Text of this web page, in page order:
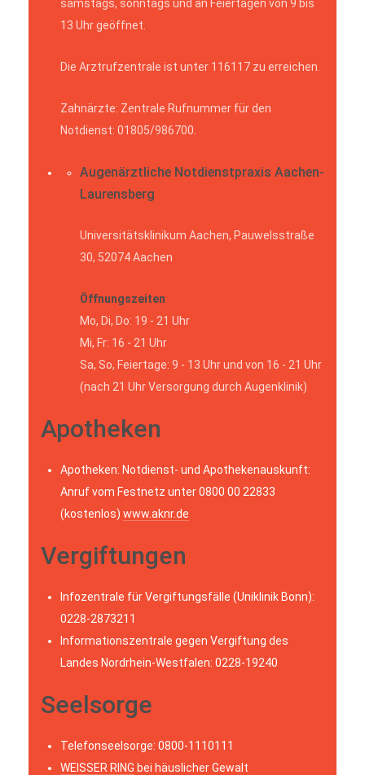
samstags, sonntags und an Feiertagen von 9 bis
13 Uhr geöffnet.
Die Arztrufzentrale ist unter 116117 zu erreichen.
Zahnärzte: Zentrale Rufnummer für den
Notdienst: 01805/986700.
Augenärztliche Notdienstpraxis Aachen-
Laurensberg
Universitätsklinikum Aachen, Pauwelsstraße
30, 52074 Aachen
Öffnungszeiten
Mo, Di, Do: 19 - 21 Uhr
Mi, Fr: 16 - 21 Uhr
Sa, So, Feiertage: 9 - 13 Uhr und von 16 - 21 Uhr
(nach 21 Uhr Versorgung durch Augenklinik)
Apotheken
Apotheken: Notdienst- und Apothekenauskunft:
Anruf vom Festnetz unter 0800 00 22833
(kostenlos) www.aknr.de
Vergiftungen
Infozentrale für Vergiftungsfälle (Uniklinik Bonn):
0228-2873211
Informationszentrale gegen Vergiftung des
Landes Nordrhein-Westfalen: 0228-19240
Seelsorge
Telefonseelsorge: 0800-1110111
WEISSER RING bei häuslicher Gewalt